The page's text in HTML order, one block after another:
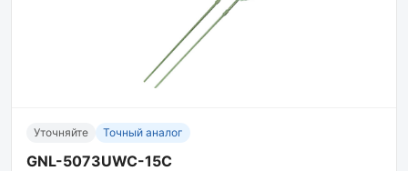
Уточняйте Точный аналог
GNL-5073UWC-15C